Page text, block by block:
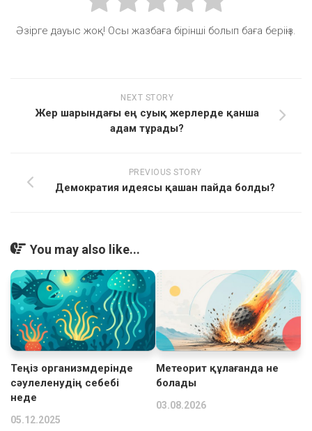
Әзірге дауыс жоқ! Осы жазбаға бірінші болып баға беріңіз.
NEXT STORY
Жер шарындағы ең суық жерлерде қанша
адам тұрады?
PREVIOUS STORY
Демократия идеясы қашан пайда болды?
You may also like...
Теңіз организмдерінде
сәулеленудің себебі
неде
05.12.2025
Метеорит құлағанда не
болады
03.08.2026